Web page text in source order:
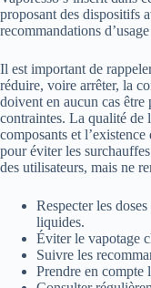
proposant des dispositifs
recommandations
Il est important de
réduire, voire arrêter, la
doivent en aucun cas
contraintes. La qualité de
composants et
pour éviter les
des utilisateurs, mais ne
Respecter les
liquides.
Éviter le vapotage
Suivre les
Prendre en compte